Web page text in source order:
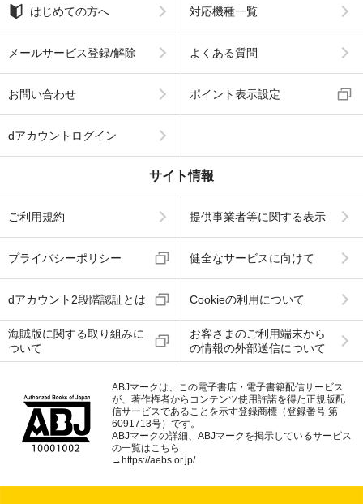
はじめての方へ 対応機種一覧
メールサービス登録/解除 よくある質問
お問い合わせ ポイント表示設定
dアカウントログイン
サイト情報
ご利用規約 提供事業者等に関する表示
プライバシーポリシー 健全なサービスに向けて
dアカウント2段階認証とは Cookieの利用について
海賊版に関する取り組みに
ついて
お客さまのご利用端末から
の情報の外部送信について
ABJマークは、この電子書店・電子書籍配信サービス
が、著作権者からコンテンツ使用許諾を得た正規版配
信サービスであることを示す登録商標（登録番号 第
6091713号）です。
ABJマークの詳細、ABJマークを掲示しているサービス
の一覧はこちら
→https://aebs.or.jp/